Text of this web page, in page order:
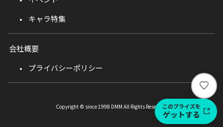
い
い
このプライズを
ゲットする
キャラ特集
会社概要
プライバシーポリシー
Copyright © since 1998 DMM All Rights Reserved.